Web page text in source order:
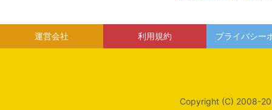
運営会社 利用規約 プライバシー
Copyright (C) 2008-